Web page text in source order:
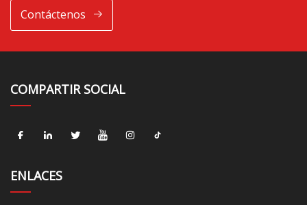
Contáctenos
COMPARTIR SOCIAL
ENLACES